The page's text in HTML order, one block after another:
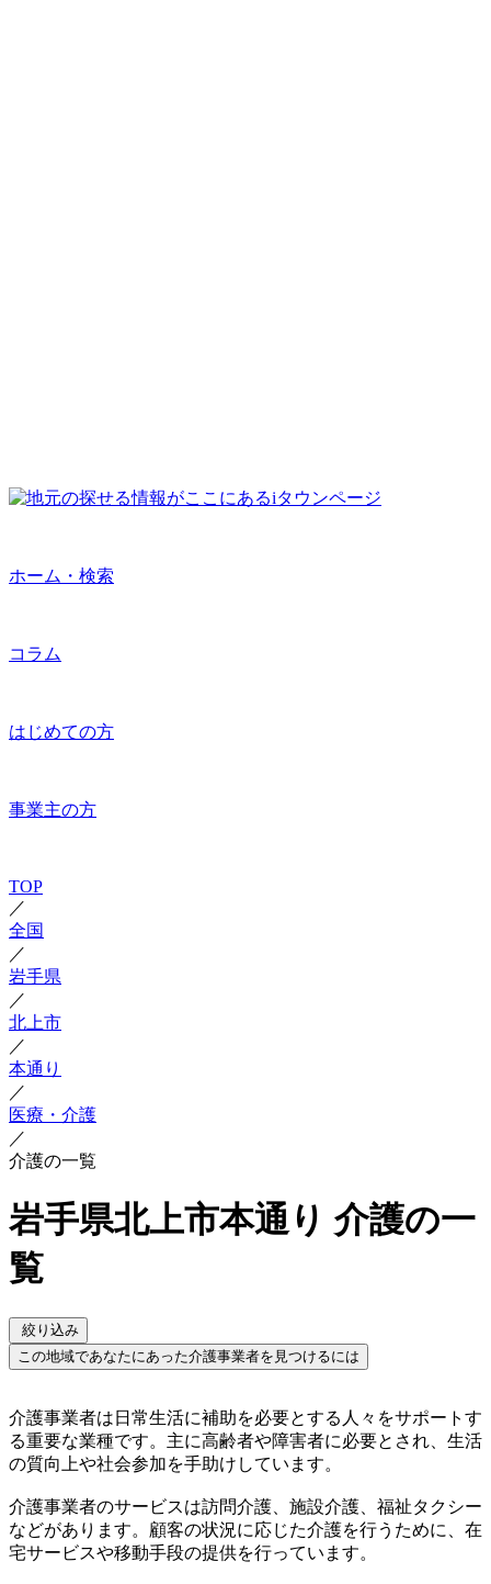
ホーム・検索
コラム
はじめての方
事業主の方
TOP
／
全国
／
岩手県
／
北上市
／
本通り
／
医療・介護
／
介護の一覧
岩手県北上市本通り 介護の一
覧
絞り込み
この地域であなたにあった介護事業者を見つけるには
介護事業者は日常生活に補助を必要とする人々をサポートす
る重要な業種です。主に高齢者や障害者に必要とされ、生活
の質向上や社会参加を手助けしています。
介護事業者のサービスは訪問介護、施設介護、福祉タクシー
などがあります。顧客の状況に応じた介護を行うために、在
宅サービスや移動手段の提供を行っています。